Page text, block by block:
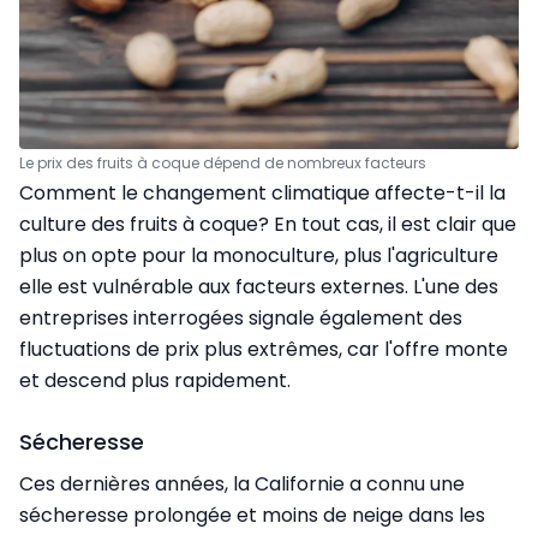
Le prix des fruits à coque dépend de nombreux facteurs
Comment le changement climatique affecte-t-il la
culture des fruits à coque? En tout cas, il est clair que
plus on opte pour la monoculture, plus l'agriculture
elle est vulnérable aux facteurs externes. L'une des
entreprises interrogées signale également des
fluctuations de prix plus extrêmes, car l'offre monte
et descend plus rapidement.
Sécheresse
Ces dernières années, la Californie a connu une
sécheresse prolongée et moins de neige dans les